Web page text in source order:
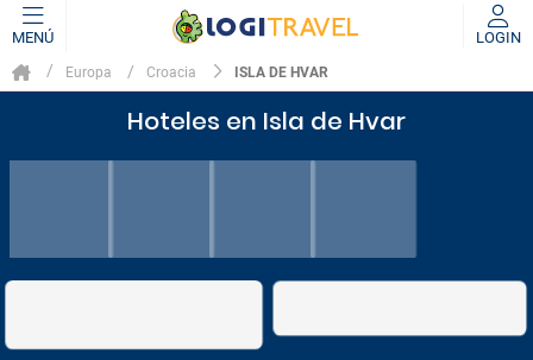
MENÚ LOGIN
Europa Croacia ISLA DE HVAR
Hoteles en Isla de Hvar